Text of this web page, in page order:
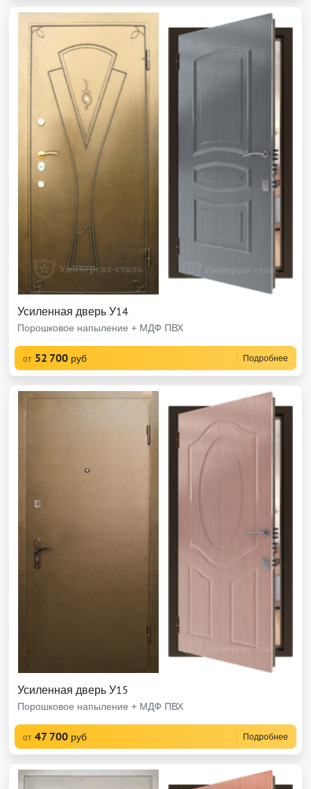
Усиленная дверь У14
Порошковое напыление + МДФ ПВХ
от 52 700 руб Подробнее
Усиленная дверь У15
Порошковое напыление + МДФ ПВХ
от 47 700 руб Подробнее